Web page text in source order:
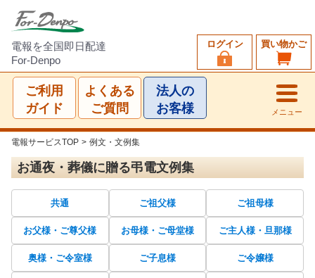
電報を全国即日配達
For-Denpo
買い物かご
ログイン
ご利用
ガイド
よくある
ご質問
法人の
お客様
メニュー
電報サービスTOP > 例文・文例集
お通夜・葬儀に贈る弔電文例集
共通 ご祖父様 ご祖母様
お父様・ご尊父様 お母様・ご母堂様 ご主人様・旦那様
奥様・ご令室様 ご子息様 ご令嬢様